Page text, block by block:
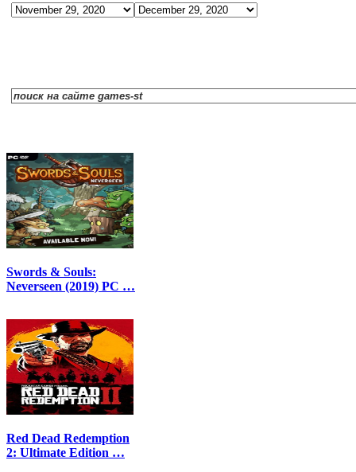
Swords & Souls:
Neverseen (2019) PC …
Red Dead Redemption
2: Ultimate Edition …